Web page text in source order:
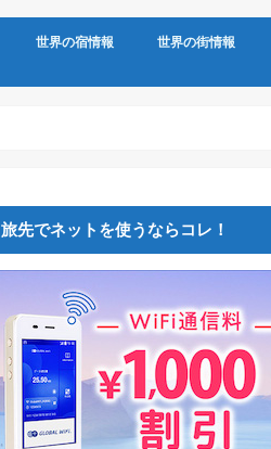
世界の宿情報 世界の街情報
旅先でネットを使うならコレ！